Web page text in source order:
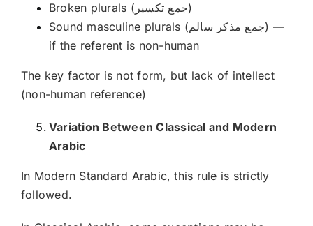
Broken plurals (جمع تكسير)
Sound masculine plurals (جمع مذكر سالم) —
if the referent is non-human
The key factor is not form, but lack of intellect
(non-human reference)
Variation Between Classical and Modern
Arabic
In Modern Standard Arabic, this rule is strictly
followed.